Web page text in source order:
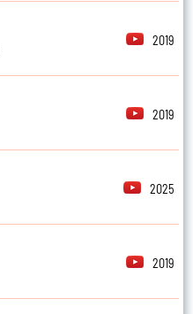
2019
2019
2025
2019